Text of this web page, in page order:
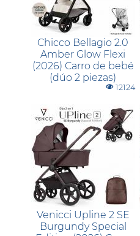
Chicco Bellagio 2.0
Amber Glow Flexi
(2026) Carro de bebé
(dúo 2 piezas)
12124
Venicci Upline 2 SE
Burgundy Special